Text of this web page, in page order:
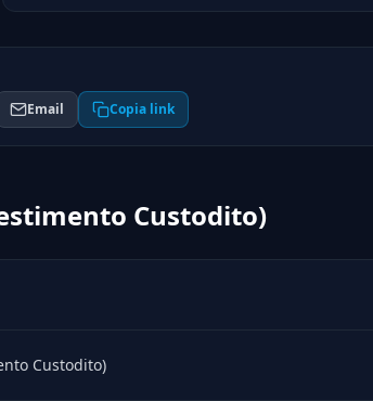
Email Copia link
Custodito)
Custodito)